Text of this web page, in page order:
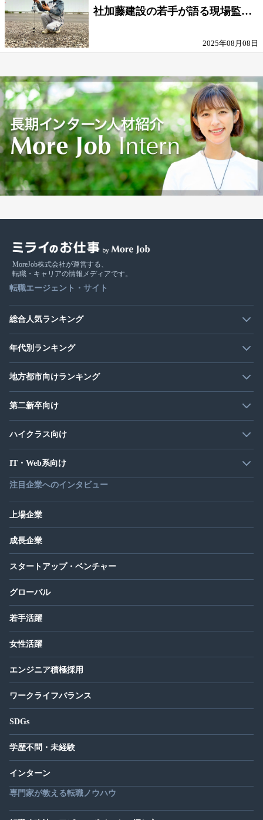
社加藤建設の若手が語る現場監督
2025年08月08日
MoreJob株式会社が運営する、
転職・キャリアの情報メディアです。
転職エージェント・サイト
総合人気ランキング
年代別ランキング
地方都市向けランキング
第二新卒向け
ハイクラス向け
IT・Web系向け
注目企業へのインタビュー
上場企業
成長企業
スタートアップ・ベンチャー
グローバル
若手活躍
女性活躍
エンジニア積極採用
ワークライフバランス
SDGs
学歴不問・未経験
インターン
専門家が教える転職ノウハウ